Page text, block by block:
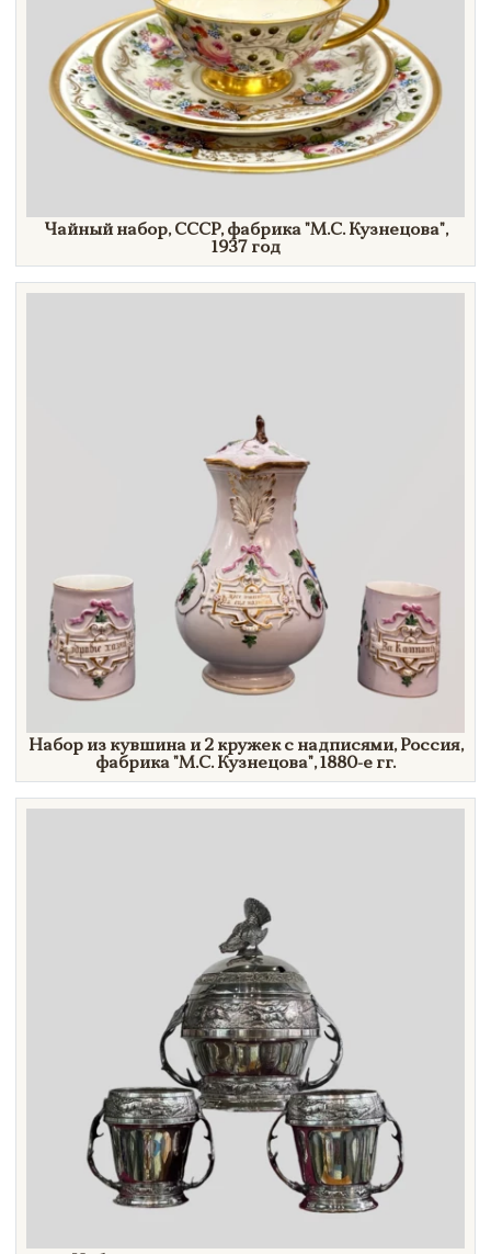
Чайный набор, СССР, фабрика"М.С. Кузнецова",
1937 год
Набор из кувшина и 2 кружек с надписями, Россия,
фабрика"М.С. Кузнецова",1880-е гг.